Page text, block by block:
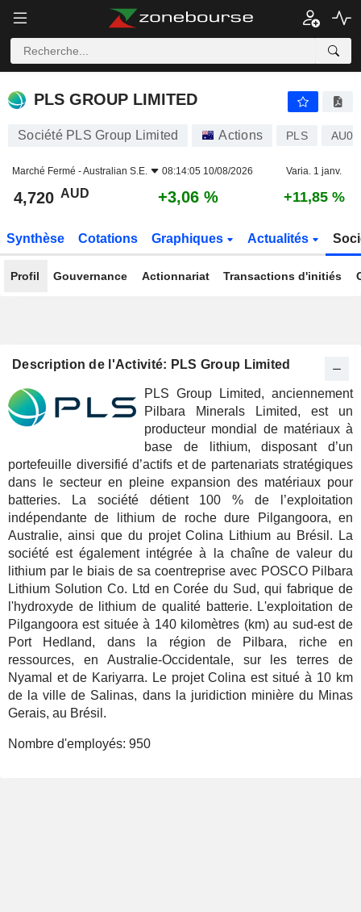
PLS GROUP LIMITED
PLS GROUP LIMITED
Société PLS Group Limited Actions PLS
Marché Fermé -Australian S.E. 08:14:05 10/08/2026 Varia. 1 janv.
4,720 AUD +3,06 % +11,85 %
Synthèse Cotations Graphiques Actualités
Profil Gouvernance Actionnariat Transactions d'initiés
Description de l'Activité: PLS Group Limited
PLS Group Limited, anciennement
Pilbara Minerals Limited, est un
producteur mondial de matériaux à
base de lithium, disposant d’un
portefeuille diversifié d’actifs et de partenariats stratégiques
dans le secteur en pleine expansion des matériaux pour
batteries. La société détient 100 % de l’exploitation
indépendante de lithium de roche dure Pilgangoora, en
Australie, ainsi que du projet Colina Lithium au Brésil. La
société est également intégrée à la chaîne de valeur du
lithium par le biais de sa coentreprise avec POSCO Pilbara
Lithium Solution Co. Ltd en Corée du Sud, qui fabrique de
l'hydroxyde de lithium de qualité batterie. L'exploitation de
Pilgangoora est située à 140 kilomètres (km) au sud-est de
Port Hedland, dans la région de Pilbara, riche en
ressources, en Australie-Occidentale, sur les terres de
Nyamal et de Kariyarra. Le projet Colina est situé à 10 km
de la ville de Salinas, dans la juridiction minière du Minas
Gerais, au Brésil.
Nombre d'employés: 950